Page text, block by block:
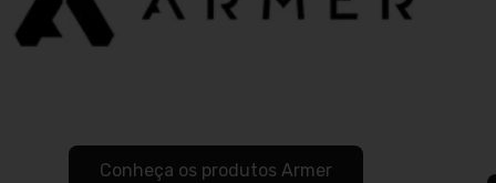
Conheça os produtos Armer